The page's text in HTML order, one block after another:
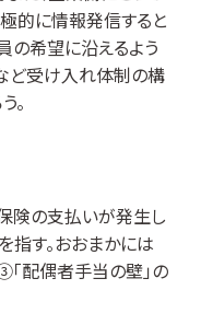
的に情報発信すると
の希望に沿えるよう
ど受け入れ体制の構
。
険の支払いが発生し
指す。おおまかには
「配偶者手当の壁」の